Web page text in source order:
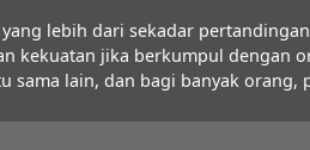
lebih dari sekadar
kekuatan jika berkumpul dengan
lain, dan bagi banyak orang,